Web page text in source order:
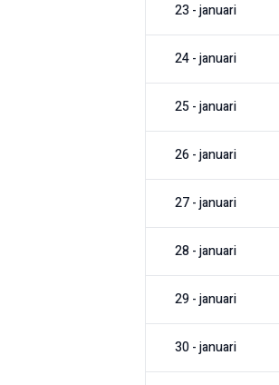
23 -januari
24-januari
25-januari
26-januari
27-januari
28-januari
29-januari
30-januari